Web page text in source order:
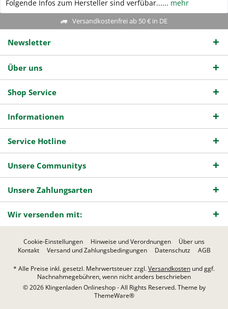
Folgende Infos zum Hersteller sind verfübar...... mehr
Versandkostenfrei ab 50 € in DE
Newsletter
Über uns
Shop Service
Informationen
Service Hotline
Unsere Communitys
Unsere Zahlungsarten
Wir versenden mit:
Cookie-Einstellungen Hinweise und Verordnungen
Über uns
Kontakt
Versand und Zahlungsbedingungen Datenschutz AGB
* Alle Preise inkl. gesetzl. Mehrwertsteuer zzgl.Versandkosten und ggf.
Nachnahmegebühren, wenn nicht anders beschrieben
© 2026 Klingenladen Onlineshop - All Rights Reserved. Theme by
ThemeWare®